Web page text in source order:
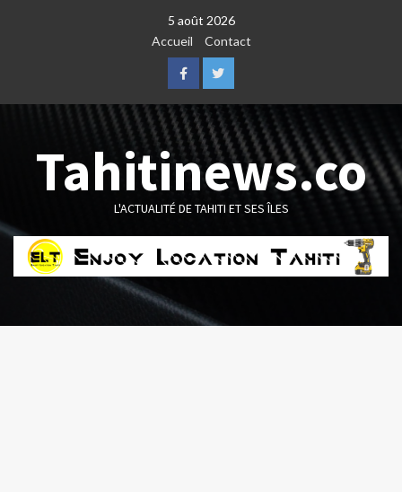
5 août 2026
Accueil
Contact
FacebookTwitter
Tahitinews.co
L'ACTUALITÉ DE TAHITI ET SES ÎLES